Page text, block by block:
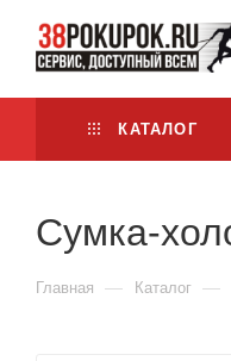
КАТАЛОГ
Сумка-
Главная — Каталог —